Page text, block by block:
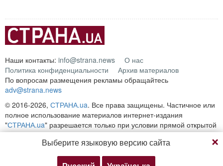
Наши контакты: info@strana.news
О нас
Политика конфиденциальности
Архив материалов
По вопросам размещения рекламы обращайтесь
adv@strana.news
© 2016-2026, СТРАНА.ua. Все права защищены. Частичное или
полное использование материалов интернет-издания
"СТРАНА.ua" разрешается только при условии прямой открытой
для поисковых систем гиперссылки на непосредственный адрес
материала на сайтеstrana.ua
Любое копирование, публикация, перепечатка или
Продолжая просмотр, вы соглашаетесь с нашей
политикой конфиденциальности
Выберите языковую версию сайта